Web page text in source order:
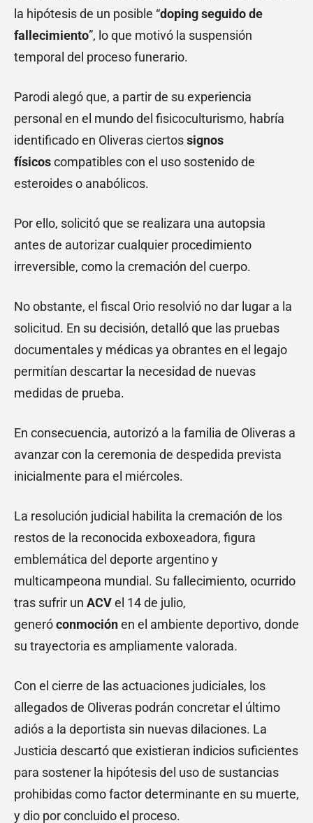
la hipótesis de un posible “doping seguido de
fallecimiento”, lo que motivó la suspensión
temporal del proceso funerario.
Parodi alegó que, a partir de su experiencia
personal en el mundo del fisicoculturismo, habría
identificado en Oliveras ciertossignos
físicoscompatibles con el uso sostenido de
esteroides o anabólicos.
Por ello, solicitó que se realizara una autopsia
antes de autorizar cualquier procedimiento
irreversible, como la cremación del cuerpo.
No obstante, el fiscal Orio resolvió no dar lugar a la
solicitud. En su decisión, detalló que las pruebas
documentales y médicas ya obrantes en el legajo
permitían descartar la necesidad de nuevas
medidas de prueba.
En consecuencia, autorizó a la familia de Oliveras a
avanzar con la ceremonia de despedida prevista
inicialmente para el miércoles.
La resolución judicial habilita la cremación de los
restos de la reconocida exboxeadora, figura
emblemática del deporte argentino y
multicampeona mundial. Su fallecimiento, ocurrido
tras sufrir un ACVel 14 de julio,
generóconmociónen el ambiente deportivo, donde
su trayectoria es ampliamente valorada.
Con el cierre de las actuaciones judiciales, los
allegados de Oliveras podrán concretar el último
adiós a la deportista sin nuevas dilaciones. La
Justicia descartó que existieran indicios suficientes
para sostener la hipótesis del uso de sustancias
prohibidas como factor determinante en su muerte,
y dio por concluido el proceso.